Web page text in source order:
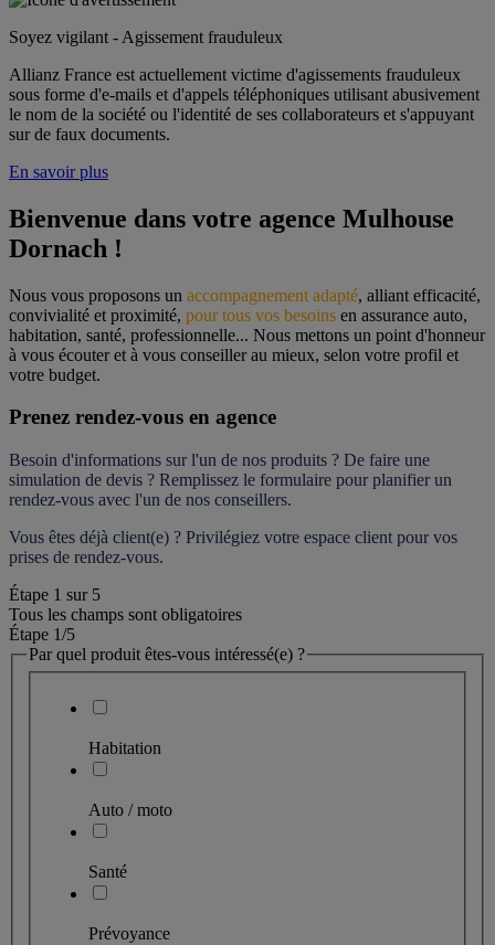
Soyez vigilant - Agissement frauduleux
Allianz France est actuellement victime d'agissements frauduleux
sous forme d'e-mails et d'appels téléphoniques utilisant abusivement
le nom de la société ou l'identité de ses collaborateurs et s'appuyant
sur de faux documents.
En savoir plus
Bienvenue dans votre agence Mulhouse
Dornach !
Nous vous proposons un accompagnement adapté, alliant efficacité,
convivialité et proximité, pour tous vos besoins en assurance auto,
habitation, santé, professionnelle... Nous mettons un point d'honneur
à vous écouter et à vous conseiller au mieux, selon votre profil et
votre budget.
Prenez rendez-vous en agence
Besoin d'informations sur l'un de nos produits ? De faire une
simulation de devis ? Remplissez le formulaire pour planifier un
rendez-vous avec l'un de nos conseillers.
Vous êtes déjà client(e) ? Privilégiez votre espace client pour vos
prises de rendez-vous.
Étape 1 sur 5
Tous les champs sont obligatoires
Étape 1/5
Par quel produit êtes-vous intéressé(e) ?
Habitation
Auto / moto
Santé
Prévoyance